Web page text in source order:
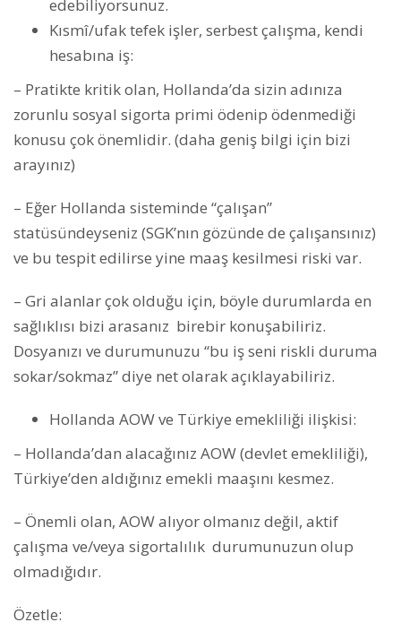
edebiliyorsunuz.
Kısmî/ufak tefek işler, serbest çalışma, kendi
hesabına iş:
– Pratikte kritik olan, Hollanda’da sizin adınıza
zorunlu sosyal sigorta primi ödenip ödenmediği
konusu çok önemlidir. (daha geniş bilgi için bizi
arayınız)
– Eğer Hollanda sisteminde “çalışan”
statüsündeyseniz (SGK’nın gözünde de çalışansınız)
ve bu tespit edilirse yine maaş kesilmesi riski var.
– Gri alanlar çok olduğu için, böyle durumlarda en
sağlıklısı bizi arasanız birebir konuşabiliriz.
Dosyanızı ve durumunuzu “bu iş seni riskli duruma
sokar/sokmaz” diye net olarak açıklayabiliriz.
Hollanda AOW ve Türkiye emekliliği ilişkisi:
– Hollanda’dan alacağınız AOW (devlet emekliliği),
Türkiye’den aldığınız emekli maaşını kesmez.
– Önemli olan, AOW alıyor olmanız değil, aktif
çalışma ve/veya sigortalılık durumunuzun olup
olmadığıdır.
Özetle: